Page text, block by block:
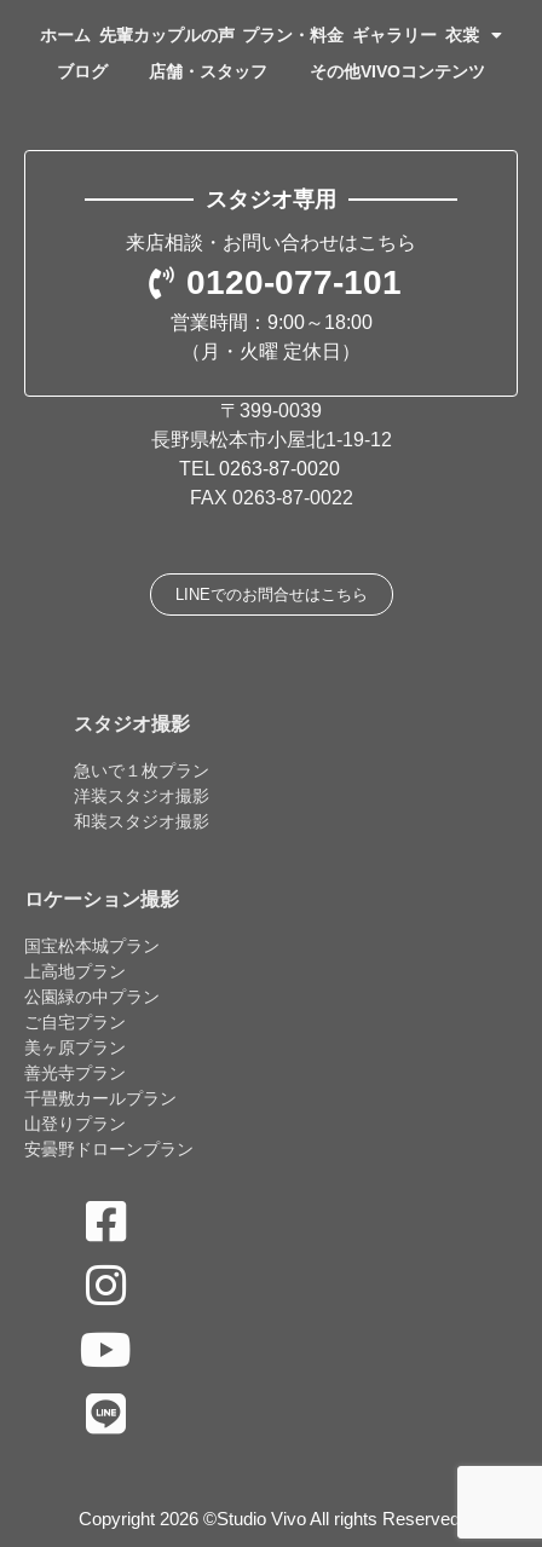
ホーム 先輩カップルの声 プラン・料金 ギャラリー 衣裳
ブログ
店舗・スタッフ その他VIVOコンテンツ
スタジオ専用
来店相談・お問い合わせはこちら
0120-077-101
営業時間：9:00～18:00
（月・火曜 定休日）
〒399-0039
長野県松本市小屋北1-19-12
TEL 0263-87-0020
FAX 0263-87-0022
LINEでのお問合せはこちら
スタジオ撮影
急いで１枚プラン
洋装スタジオ撮影
和装スタジオ撮影
ロケーション撮影
国宝松本城プラン
上高地プラン
公園緑の中プラン
ご自宅プラン
美ヶ原プラン
善光寺プラン
千畳敷カールプラン
山登りプラン
安曇野ドローンプラン
Copyright 2026 ©Studio Vivo All rights Reserved.